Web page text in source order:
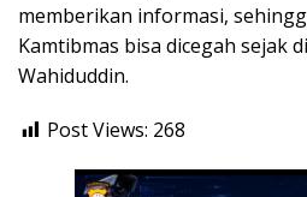
memberikan informasi,
Kamtibmas bisa dicegah sejak
Wahiduddin.
Post Views: 268